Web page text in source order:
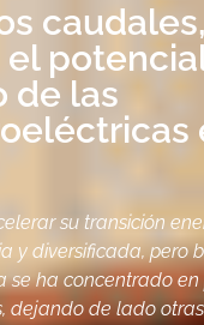
el
de las
su transición
y diversificada, pero
se ha concentrado en
dejando de lado